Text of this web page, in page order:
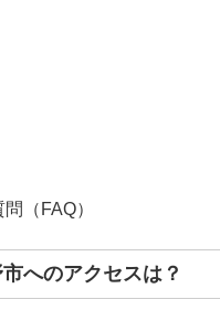
（FAQ）
へのアクセスは？